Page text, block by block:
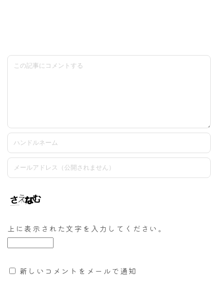
上に表示された文字を入力してください。
新しいコメントをメールで通知